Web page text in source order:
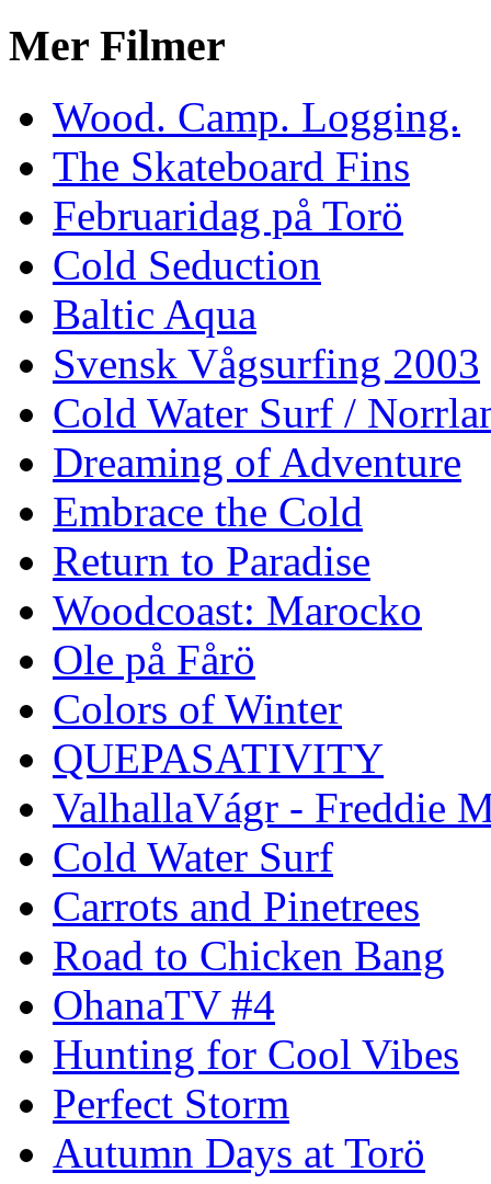
Mer Filmer
Wood. Camp. Logging.
The Skateboard Fins
Februaridag på Torö
Cold Seduction
Baltic Aqua
Svensk Vågsurfing 2003
Cold Water Surf /
Dreaming of Adventure
Embrace the Cold
Return to Paradise
Woodcoast: Marocko
Ole på Fårö
Colors of Winter
QUEPASATIVITY
ValhallaVágr - Freddie
Cold Water Surf
Carrots and Pinetrees
Road to Chicken Bang
OhanaTV #4
Hunting for Cool Vibes
Perfect Storm
Autumn Days at Torö